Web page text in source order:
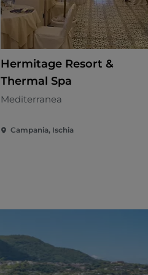
Hermitage Resort &
Thermal Spa
Mediterranea
Campania, Ischia